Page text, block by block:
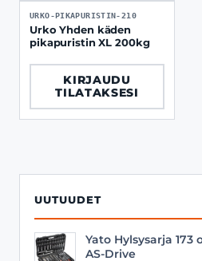
UUTUUDET
Yato Hylsysarja 173
AS-Drive
URKO-PIKAPURISTIN-210
Urko Yhden käden
pikapuristin XL 200kg
KIRJAUDU
TILATAKSESI